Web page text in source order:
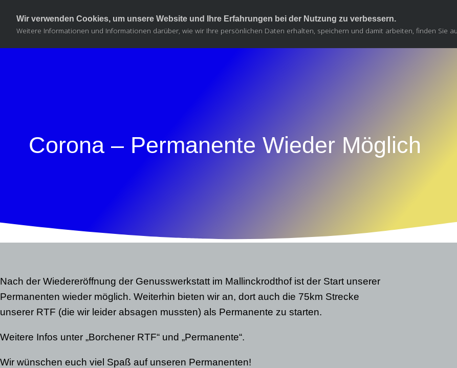
Corona – Permanente Wieder Möglich
Nach der Wiedereröffnung der Genusswerkstatt im Mallinckrodthof ist der Start unserer
Permanenten wieder möglich. Weiterhin bieten wir an, dort auch die 75km Strecke
unserer RTF (die wir leider absagen mussten) als Permanente zu starten.
Weitere Infos unter „Borchener RTF“ und „Permanente“.
Wir wünschen euch viel Spaß auf unseren Permanenten!
Wir verwenden Cookies, um unsere Website und Ihre Erfahrungen bei der Nutzung zu verbessern.
Weitere Informationen und Informationen darüber, wie wir Ihre persönlichen Daten erhalten, speichern und damit arbeiten, finden Sie